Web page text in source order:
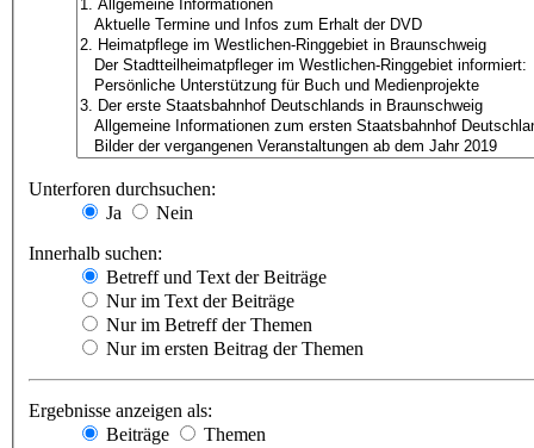
Unterforen durchsuchen:
Ja
Nein
Innerhalb suchen:
Betreff und Text der Beiträge
Nur im Text der Beiträge
Nur im Betreff der Themen
Nur im ersten Beitrag der Themen
Ergebnisse anzeigen als:
Beiträge
Themen